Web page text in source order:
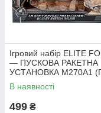
Ігровий набір ELITE
— ПУСКОВА РАКЕТНА
УСТАНОВКА M270A1
фігурка)
В наявності
499 ₴